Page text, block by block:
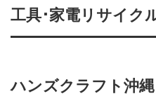
工具･家電リサイク
ハンズクラフト沖